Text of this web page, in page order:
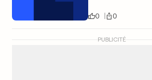
0 0
PUBLICITÉ